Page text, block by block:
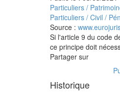
Particuliers /
Particuliers / Civil /
Source :
Si l'article 9 du code
ce principe doit
Partager sur
Historique